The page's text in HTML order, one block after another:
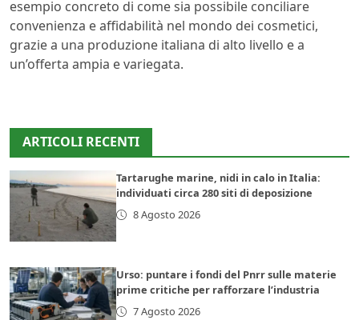
esempio concreto di come sia possibile conciliare
convenienza e affidabilità nel mondo dei cosmetici,
grazie a una produzione italiana di alto livello e a
un’offerta ampia e variegata.
ARTICOLI RECENTI
Tartarughe marine, nidi in calo in Italia:
individuati circa 280 siti di deposizione
8 Agosto 2026
Urso: puntare i fondi del Pnrr sulle materie
prime critiche per rafforzare l’industria
7 Agosto 2026